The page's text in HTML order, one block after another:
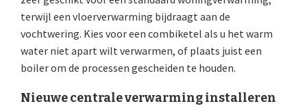
terwijl een vloerverwarming bijdraagt aan de
vochtwering. Kies voor een combiketel als u het warm
water niet apart wilt verwarmen, of plaats juist een
boiler om de processen gescheiden te houden.
Nieuwe centrale verwarming installeren